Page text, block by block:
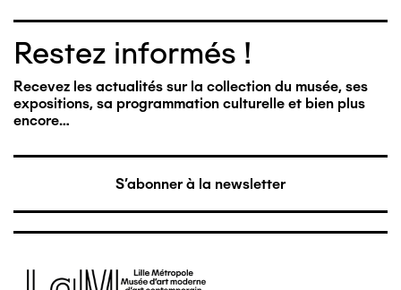
Restez informés !
Recevez les actualités sur la collection du musée, ses
expositions, sa programmation culturelle et bien plus
encore…
S'abonner à la newsletter
Image